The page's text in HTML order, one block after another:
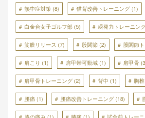
熱中症対策 (8) 猫背改善トレーニング (1)
白金台女子ゴルフ部 (5) 瞬発力トレーニン
筋膜リリース (7) 股関節 (2) 股関節
肩こり (1) 肩甲帯可動域 (1) 肩甲骨
肩甲骨トレーニング (2) 背中 (1) 胸椎
腰痛 (1) 腰痛改善トレーニング (18)